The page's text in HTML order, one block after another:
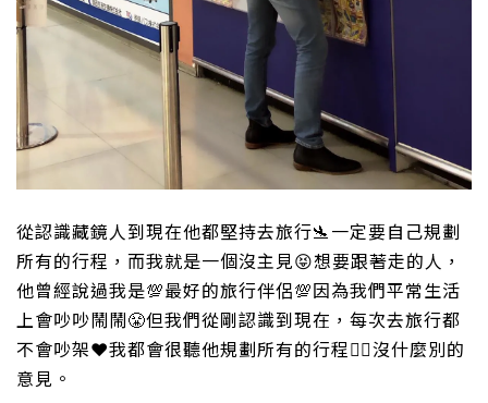
從認識藏鏡人到現在他都堅持去旅行🛬一定要自己規劃
所有的行程，而我就是一個沒主見😝想要跟著走的人，
他曾經說過我是💯最好的旅行伴侶💯因為我們平常生活
上會吵吵鬧鬧😤但我們從剛認識到現在，每次去旅行都
不會吵架❤️我都會很聽他規劃所有的行程👍🏻沒什麼別的
意見。